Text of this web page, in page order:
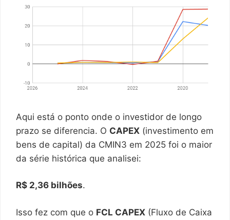
Aqui está o ponto onde o investidor de longo
prazo se diferencia. O CAPEX (investimento em
bens de capital) da CMIN3 em 2025 foi o maior
da série histórica que analisei:
R$ 2,36 bilhões.
Isso fez com que o FCL CAPEX (Fluxo de Caixa